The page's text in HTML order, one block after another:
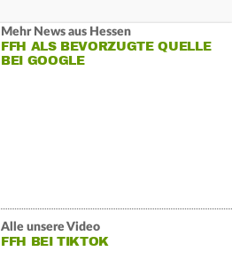
Mehr News aus Hessen
FFH ALS BEVORZUGTE QUELLE
BEI GOOGLE
Alle unsere Video
FFH BEI TIKTOK